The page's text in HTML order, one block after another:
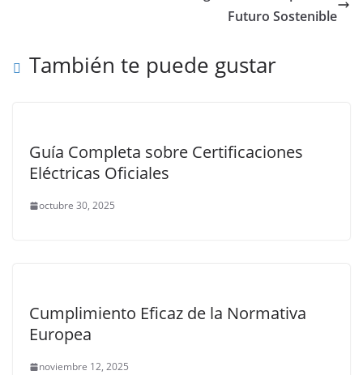
Futuro Sostenible
También te puede gustar
Guía Completa sobre Certificaciones
Eléctricas Oficiales
octubre 30, 2025
Cumplimiento Eficaz de la Normativa
Europea
noviembre 12, 2025